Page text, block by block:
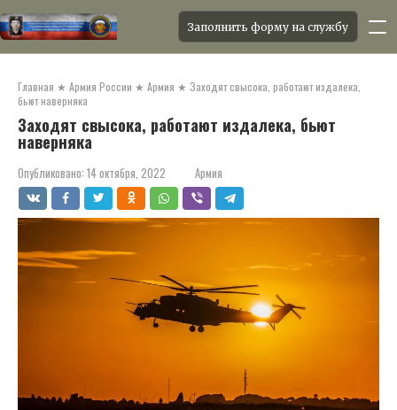
контенту
Заполнить форму на службу
Главная ★ Армия России ★ Армия ★ Заходят свысока, работают издалека,
бьют наверняка
Заходят свысока, работают издалека, бьют
наверняка
Опубликовано: 14 октября, 2022 Армия